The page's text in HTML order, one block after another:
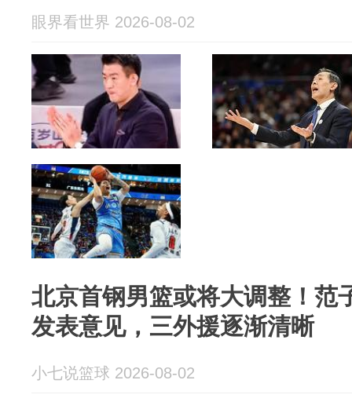
眼界看世界 2026-08-02
北京首钢男篮或将大调整！范
发表意见，三外援逐渐清晰
小七说篮球 2026-08-02